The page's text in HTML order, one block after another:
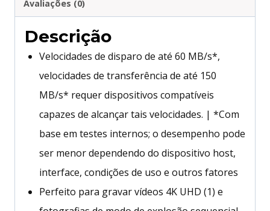
Avaliações (0)
Descrição
Velocidades de disparo de até 60 MB/s*,
velocidades de transferência de até 150
MB/s* requer dispositivos compatíveis
capazes de alcançar tais velocidades. | *Com
base em testes internos; o desempenho pode
ser menor dependendo do dispositivo host,
interface, condições de uso e outros fatores
Perfeito para gravar vídeos 4K UHD (1) e